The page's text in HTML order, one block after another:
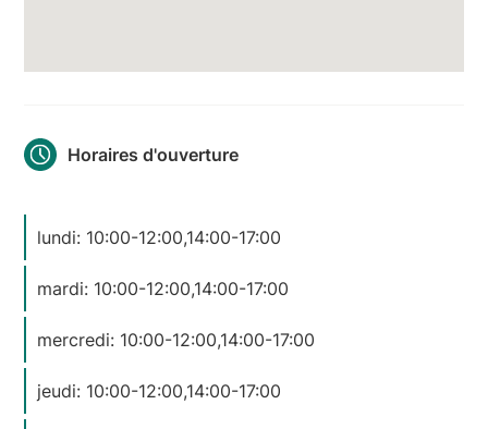
Horaires d'ouverture
lundi: 10:00-12:00,14:00-17:00
mardi: 10:00-12:00,14:00-17:00
mercredi: 10:00-12:00,14:00-17:00
jeudi: 10:00-12:00,14:00-17:00